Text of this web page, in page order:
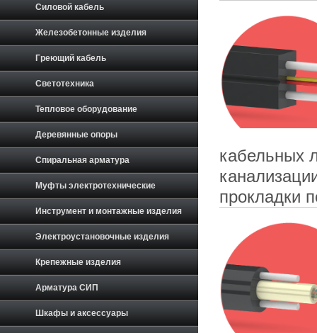
кабельных
прокладки
Силовой кабель
Железобетонные изделия
Греющий кабель
Светотехника
Тепловое оборудование
Деревянные опоры
Спиральная арматура
Муфты электротехнические
Инструмент и монтажные изделия
Электроустановочные изделия
Крепежные изделия
Арматура СИП
Шкафы и аксессуары